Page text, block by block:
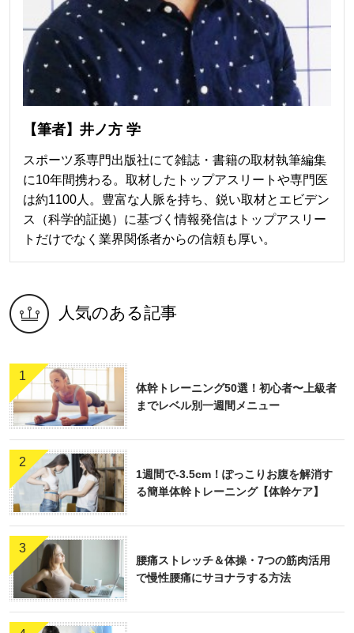
【筆者】井ノ方 学
スポーツ系専門出版社にて雑誌・書籍の取材執筆編集
に10年間携わる。取材したトップアスリートや専門医
は約1100人。豊富な人脈を持ち、鋭い取材とエビデン
ス（科学的証拠）に基づく情報発信はトップアスリー
トだけでなく業界関係者からの信頼も厚い。
人気のある記事
1
体幹トレーニング50選！初心者〜上級者
までレベル別一週間メニュー
2
1週間で-3.5cm！ぽっこりお腹を解消す
る簡単体幹トレーニング【体幹ケア】
3
腰痛ストレッチ＆体操・7つの筋肉活用
で慢性腰痛にサヨナラする方法